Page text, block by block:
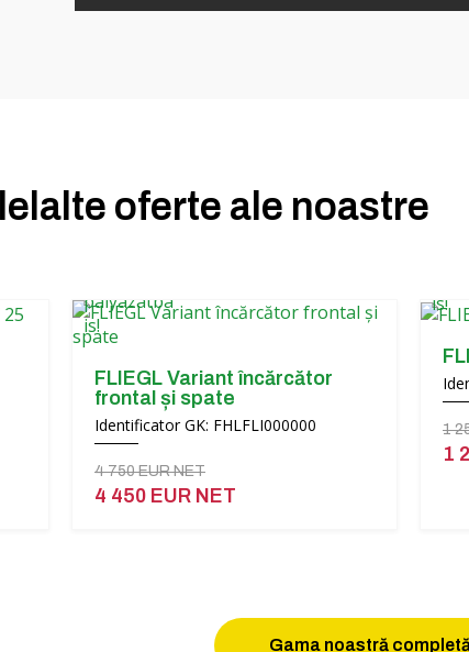
oferte ale noastre
FLIEGL Variant încărcător
frontal și spate
Identificator GK: FHLFLI000000
4 750 EUR NET
4 450 EUR NET
1
1
Gama noastră